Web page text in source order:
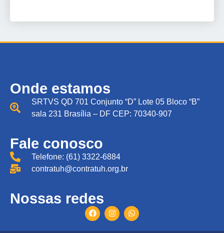
Onde estamos
SRTVS QD 701 Conjunto “D” Lote 05 Bloco “B”
sala 231 Brasília – DF CEP: 70340-907
Fale conosco
Telefone: (61) 3322-6884
contratuh@contratuh.org.br
Nossas redes